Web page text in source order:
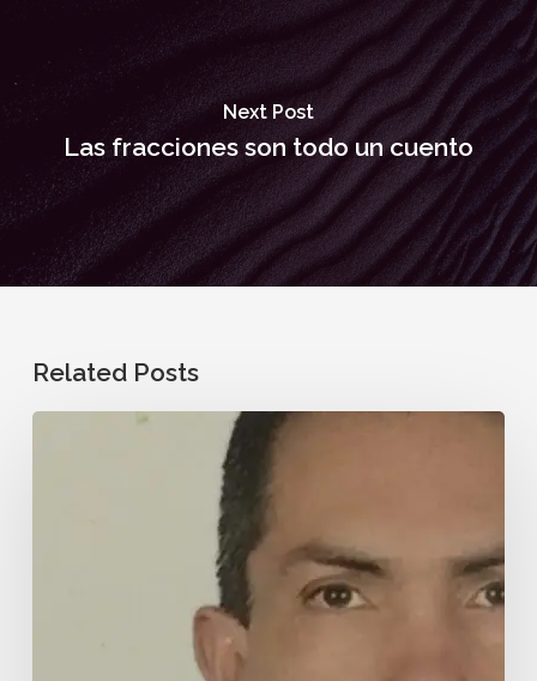
Next Post
Las fracciones son todo un cuento
Related Posts